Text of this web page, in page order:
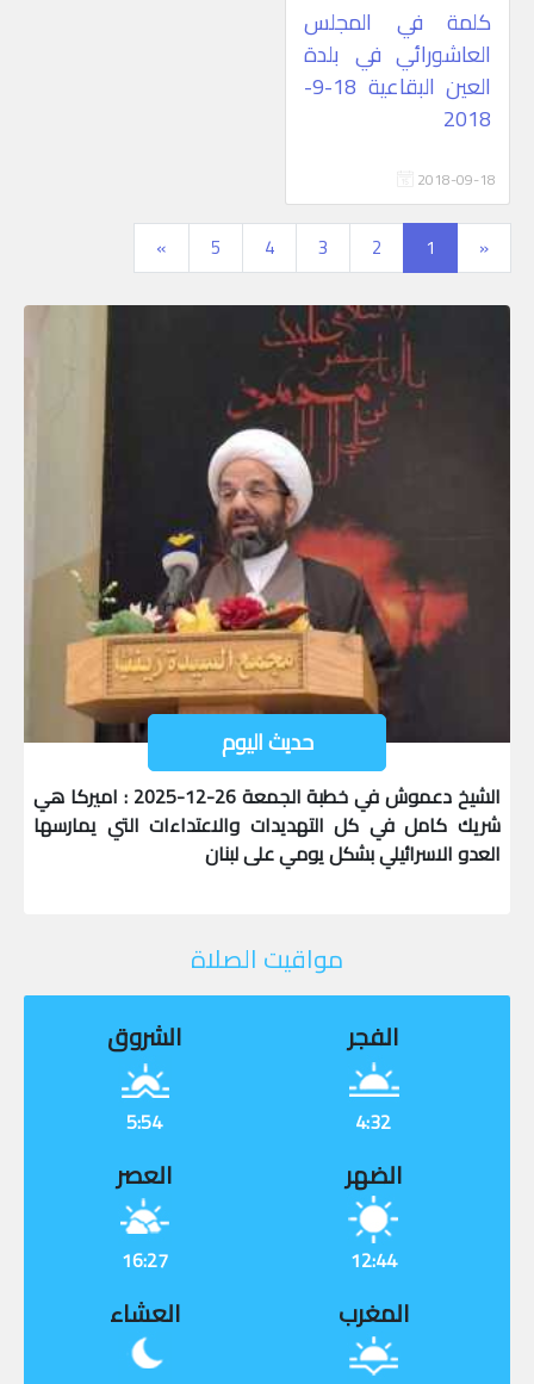
كلمة في المجلس
العاشورائي في بلدة
العين البقاعية 18-9-
2018
2018-09-18
«
1
2
3
4
5
»
حديث اليوم
الشيخ دعموش في خطبة الجمعة 26-12-2025 : اميركا هي
شريك كامل في كل التهديدات والاعتداءات التي يمارسها
العدو الاسرائيلي بشكل يومي على لبنان
مواقيت الصلاة
الفجر
4:32
الشروق
5:54
الضهر
12:44
العصر
16:27
المغرب العشاء